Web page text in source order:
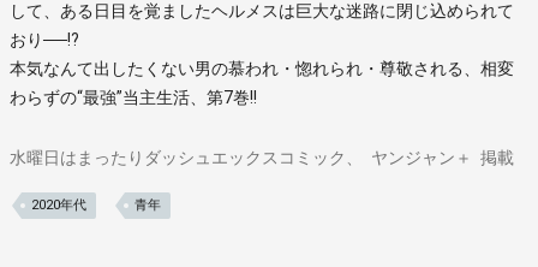
して、ある日目を覚ましたヘルメスは巨大な迷路に閉じ込められて
おり──!?
本気なんて出したくない男の慕われ・惚れられ・尊敬される、相変
わらずの“最強”当主生活、第7巻!!
水曜日はまったりダッシュエックスコミック ヤンジャン＋ 掲載
2020年代 青年